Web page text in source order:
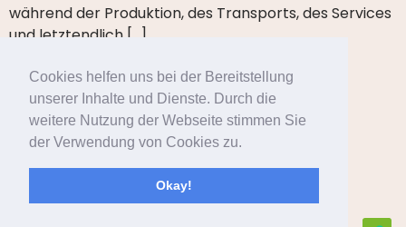
Cookies helfen uns bei der Bereitstellung
unserer Inhalte und Dienste. Durch die
weitere Nutzung der Webseite stimmen Sie
der Verwendung von Cookies zu.
Okay!
während der Produktion, des Transports, des Services
und letztendlich […]
Newsblog